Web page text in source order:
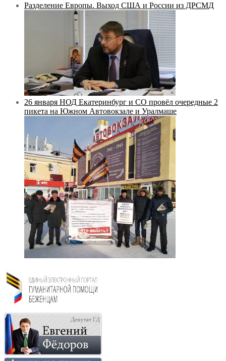
Разделение Европы. Выход США и России из ДРСМД
26 января НОД Екатеринбург и СО провёл очередные 2
пикета на Южном Автовокзале и Уралмаше